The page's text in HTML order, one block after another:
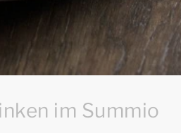
im Summio